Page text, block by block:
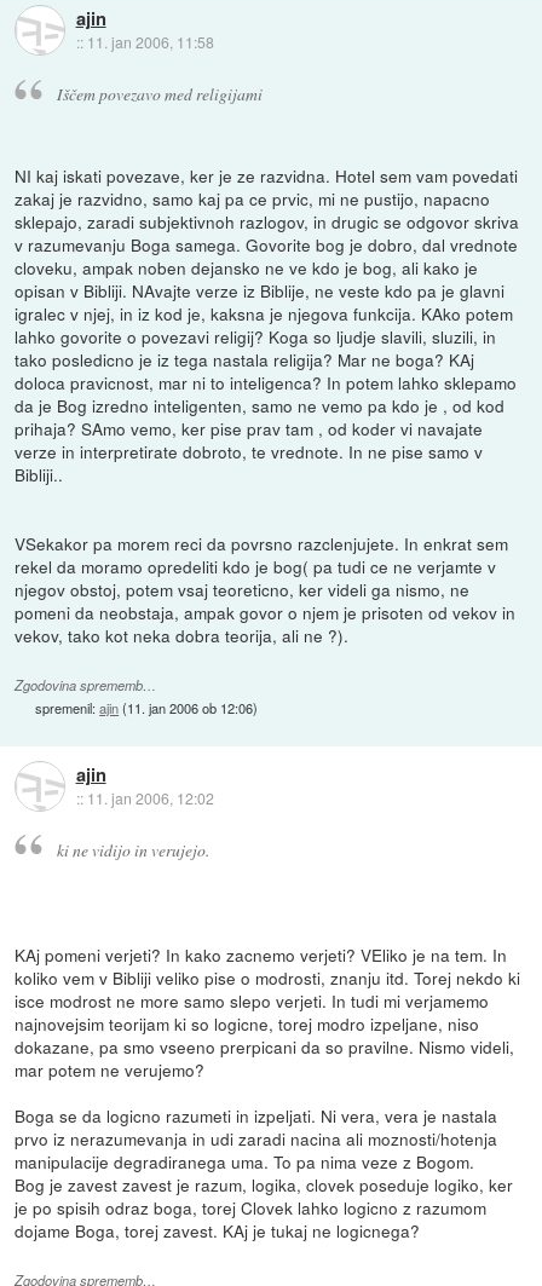
ajin
:: 11. jan 2006, 11:58
Iščem povezavo med religijami
NI kaj iskati povezave, ker je ze razvidna. Hotel sem vam povedati
zakaj je razvidno, samo kaj pa ce prvic, mi ne pustijo, napacno
sklepajo, zaradi subjektivnoh razlogov, in drugic se odgovor skriva
v razumevanju Boga samega. Govorite bog je dobro, dal vrednote
cloveku, ampak noben dejansko ne ve kdo je bog, ali kako je
opisan v Bibliji. NAvajte verze iz Biblije, ne veste kdo pa je glavni
igralec v njej, in iz kod je, kaksna je njegova funkcija. KAko potem
lahko govorite o povezavi religij? Koga so ljudje slavili, sluzili, in
tako posledicno je iz tega nastala religija? Mar ne boga? KAj
doloca pravicnost, mar ni to inteligenca? In potem lahko sklepamo
da je Bog izredno inteligenten, samo ne vemo pa kdo je , od kod
prihaja? SAmo vemo, ker pise prav tam , od koder vi navajate
verze in interpretirate dobroto, te vrednote. In ne pise samo v
Bibliji..
VSekakor pa morem reci da povrsno razclenjujete. In enkrat sem
rekel da moramo opredeliti kdo je bog( pa tudi ce ne verjamte v
njegov obstoj, potem vsaj teoreticno, ker videli ga nismo, ne
pomeni da neobstaja, ampak govor o njem je prisoten od vekov in
vekov, tako kot neka dobra teorija, ali ne ?).
Zgodovina sprememb…
spremenil:ajin(11. jan 2006 ob 12:06)
ajin
:: 11. jan 2006, 12:02
ki ne vidijo in verujejo.
KAj pomeni verjeti? In kako zacnemo verjeti? VEliko je na tem. In
koliko vem v Bibliji veliko pise o modrosti, znanju itd. Torej nekdo ki
isce modrost ne more samo slepo verjeti. In tudi mi verjamemo
najnovejsim teorijam ki so logicne, torej modro izpeljane, niso
dokazane, pa smo vseeno prerpicani da so pravilne. Nismo videli,
mar potem ne verujemo?
Boga se da logicno razumeti in izpeljati. Ni vera, vera je nastala
prvo iz nerazumevanja in udi zaradi nacina ali moznosti/hotenja
manipulacije degradiranega uma. To pa nima veze z Bogom.
Bog je zavest zavest je razum, logika, clovek poseduje logiko, ker
je po spisih odraz boga, torej Clovek lahko logicno z razumom
dojame Boga, torej zavest. KAj je tukaj ne logicnega?
Zgodovina sprememb…